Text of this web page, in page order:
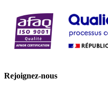
Rejoignez-nous